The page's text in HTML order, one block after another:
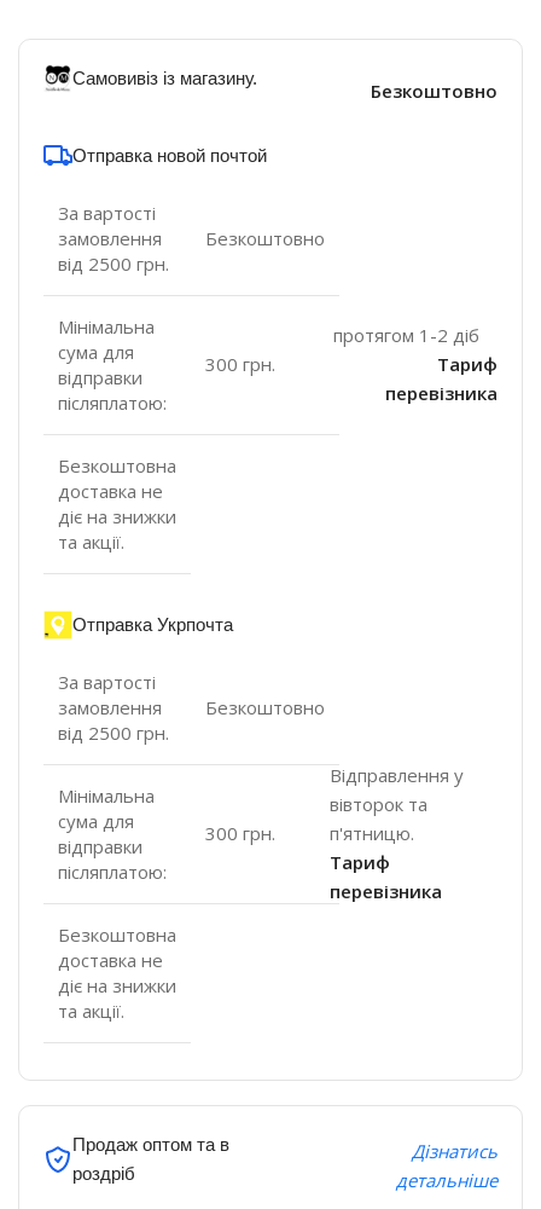
Самовивіз із магазину.
Безкоштовно
Отправка новой почтой
За вартості
замовлення
від 2500 грн.
Безкоштовно
Мінімальна
сума для
відправки
післяплатою:
300 грн.
Безкоштовна
доставка не
діє на знижки
та акції.
протягом 1-2 діб
Тариф
перевізника
Отправка Укрпочта
За вартості
замовлення
від 2500 грн.
Безкоштовно
Мінімальна
сума для
відправки
післяплатою:
300 грн.
Безкоштовна
доставка не
діє на знижки
та акції.
Відправлення у
вівторок та
п'ятницю.
Тариф
перевізника
Продаж оптом та в
роздріб
Дізнатись
детальніше